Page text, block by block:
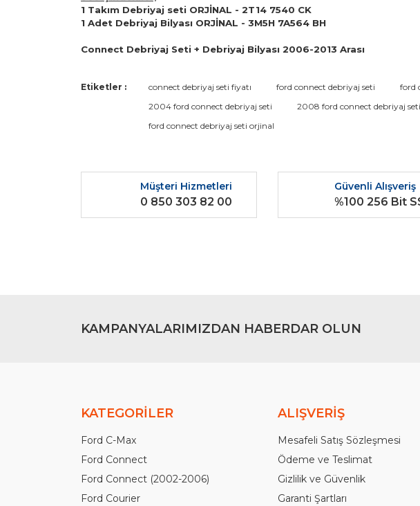
1 Takım Debriyaj seti ORJİNAL - 2T14 7540 CK
1 Adet Debriyaj Bilyası ORJİNAL - 3M5H 7A564 BH
Connect Debriyaj Seti + Debriyaj Bilyası 2006-2013 Arası
Bu
Bu ürünün fiyat bilgisi, resim, ürün açıklamalarında ve diğer konularda
Ürün resmi kalitesiz, bozuk veya görüntülenemiyor.
Ürün bilgilerinde hatalar bulunuyor.
Ürün fiyatı diğer sitelerden daha pahalı.
Etiketler : connect debriyaj seti fiyatı ford connect debriyaj seti ford
2004 ford connect debriyaj seti
2008 ford connect debriyaj
ford connect debriyaj seti orjinal
Müşteri Hizmetleri
0 850 303 82 00
Güvenli Alışveriş
%100 256 Bit
KAMPANYALARIMIZDAN HABERDAR OLUN
KATEGORİLER
Ford C-Max
Ford Connect
Ford Connect (2002-2006)
Ford Courier
ALIŞVERİŞ
Mesafeli Satış Sözleşmesi
Ödeme ve Teslimat
Gizlilik ve Güvenlik
Garanti Şartları